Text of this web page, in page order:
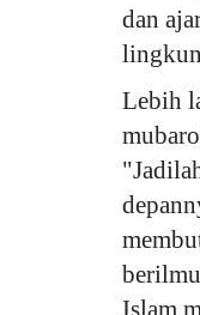
dan
Lebih
Islam